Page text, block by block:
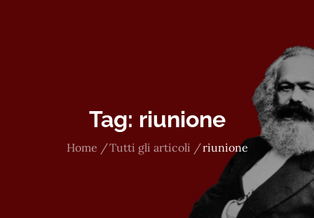
Tag: riunione
Home Tutti gli articoli riunione